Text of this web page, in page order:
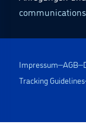
Impressum AGB
Tracking Guidelines